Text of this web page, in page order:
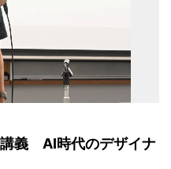
義 AI時代のデザイナ